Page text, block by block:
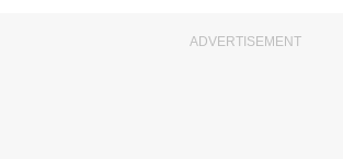
ADVERTISEMENT